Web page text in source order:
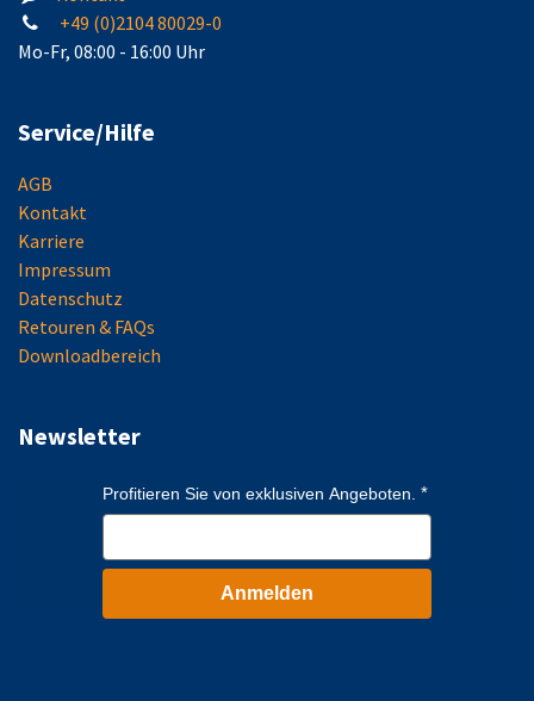
+49 (0)2104 80029-0
Mo-Fr, 08:00 - 16:00 Uhr
Service/Hilfe
AGB
Kontakt
Karriere
Impressum
Datenschutz
Retouren & FAQs
Downloadbereich
Newsletter
Profitieren Sie von exklusiven Angeboten.
Anmelden